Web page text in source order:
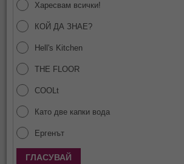
Харесвам всички!
КОЙ ДА ЗНАЕ?
Hell's Kitchen
THE FLOOR
COOLt
Като две капки вода
Ергенът